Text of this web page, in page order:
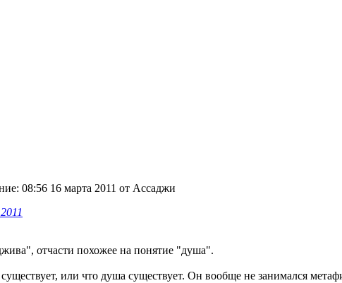
: 08:56 16 марта 2011 от Ассаджи
отчасти похожее на понятие "душа".
или что душа существует. Он вообще не занимался